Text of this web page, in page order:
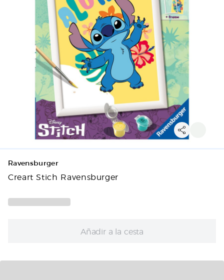
Ravensburger
Creart Stich Ravensburger
Añadir a la cesta